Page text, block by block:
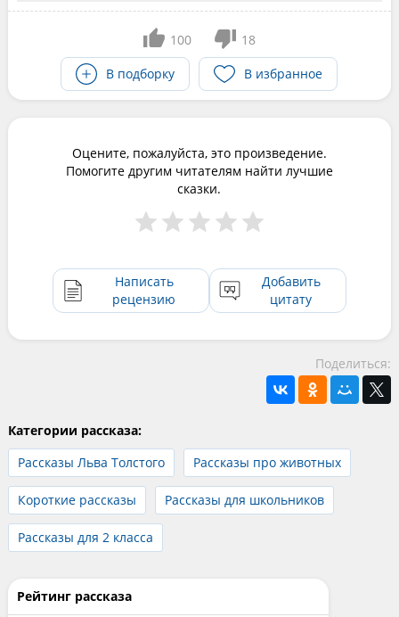
100
18
В подборку
В избранное
Оцените, пожалуйста, это произведение.
Помогите другим читателям найти лучшие
сказки.
Написать
рецензию
Добавить
цитату
Поделиться:
Категории рассказа:
Рассказы Льва Толстого
Рассказы про животных
Короткие рассказы Рассказы для школьников
Рассказы для 2 класса
Рейтинг рассказа